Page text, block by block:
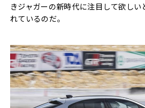
きジャガーの新時代に注目して欲しい
れているのだ。